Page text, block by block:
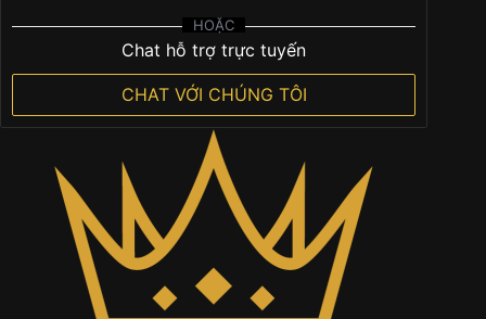
HOẶC
Chat hỗ trợ trực tuyến
CHAT VỚI CHÚNG TÔI